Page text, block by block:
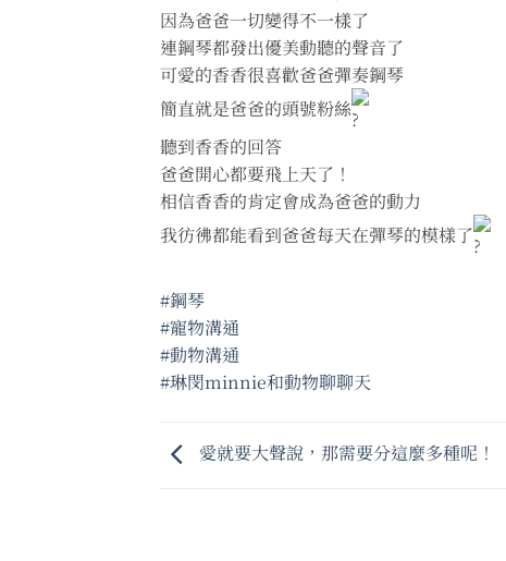
因為爸爸一切變得不一樣了
連鋼琴都發出優美動聽的聲音了
可愛的香香很喜歡爸爸彈奏鋼琴
簡直就是爸爸的頭號粉絲
聽到香香的回答
爸爸開心都要飛上天了！
相信香香的肯定會成為爸爸的動力
我彷彿都能看到爸爸每天在彈琴的模樣了
#鋼琴
#寵物溝通
#動物溝通
#琳閔minnie和動物聊聊天
愛就要大聲說，那需要分這麼多種呢！